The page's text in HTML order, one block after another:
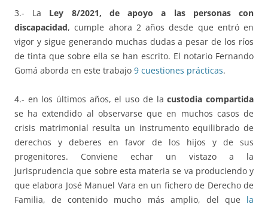
3.- La Ley 8/2021, de apoyo a las personas con
discapacidad, cumple ahora 2 años desde que entró en
vigor y sigue generando muchas dudas a pesar de los ríos
de tinta que sobre ella se han escrito. El notario Fernando
Gomá aborda en este trabajo 9 cuestiones prácticas.
4.- en los últimos años, el uso de lacustodia compartida
se ha extendido al observarse que en muchos casos de
crisis matrimonial resulta un instrumento equilibrado de
derechos y deberes en favor de los hijos y de sus
progenitores. Conviene echar un vistazo a la
jurisprudencia que sobre esta materia se va produciendo y
que elabora José Manuel Vara en un fichero de Derecho de
Familia, de contenido mucho más amplio, del que la